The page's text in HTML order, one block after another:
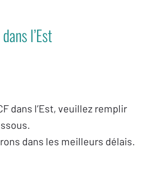
l’Est
dans l’Est, veuillez remplir
dans les meilleurs délais.